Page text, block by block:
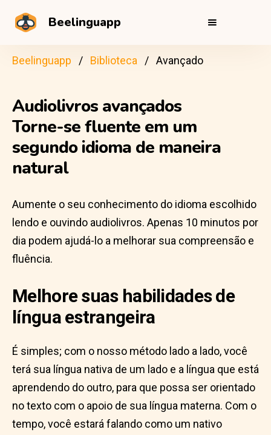
Beelinguapp
Beelinguapp Biblioteca Avançado
Audiolivros avançados
Torne-se fluente em um
segundo idioma de maneira
natural
Aumente o seu conhecimento do idioma escolhido
lendo e ouvindo audiolivros. Apenas 10 minutos por
dia podem ajudá-lo a melhorar sua compreensão e
fluência.
Melhore suas habilidades de
língua estrangeira
É simples; com o nosso método lado a lado, você
terá sua língua nativa de um lado e a língua que está
aprendendo do outro, para que possa ser orientado
no texto com o apoio de sua língua materna. Com o
tempo, você estará falando como um nativo